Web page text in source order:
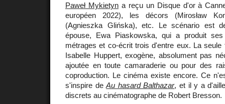
Paweł Mykietyna reçu un Disque d'or à
européen 2022), les décors (Mirosław
(Agnieszka Glińska), etc. Le scénario est
épouse, Ewa Piaskowska, qui a produit
métrages et co-écrit trois d'entre eux. La
Isabelle Huppert, exogène, absolument pas
ajoutée en toute camaraderie ou pour des
coproduction. Le cinéma existe encore. Ce
s'inspire deAu hasard Balthazar, et il y a
discrets au cinématographe de Robert Bresson.